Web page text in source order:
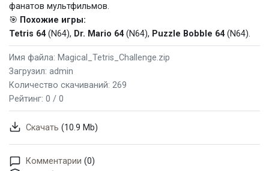
фанатов мультфильмов.
🎯 Похожие игры:
Tetris 64(N64), Dr. Mario 64(N64), Puzzle Bobble 64(N64).
Имя файла: Magical_Tetris_Challenge.zip
Загрузил: admin
Количество скачиваний: 269
Рейтинг: 0 / 0
Скачать (10.9 Mb)
Комментарии (0)